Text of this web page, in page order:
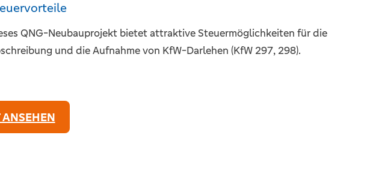
QNG-Neubauprojekt bietet attraktive Steuermöglichkeiten für die
und die Aufnahme von KfW-Darlehen (KfW 297, 298).